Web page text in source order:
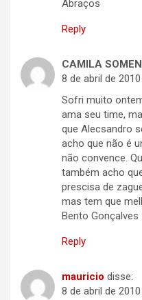
Abraços
Reply
CAMILA
8 de abril de
Sofri muito
ama seu time,
que Alecsandro
acho que não é
não convence.
também acho
prescisa de
mas tem que
Bento Gonçalves
Reply
mauricio disse:
8 de abril de